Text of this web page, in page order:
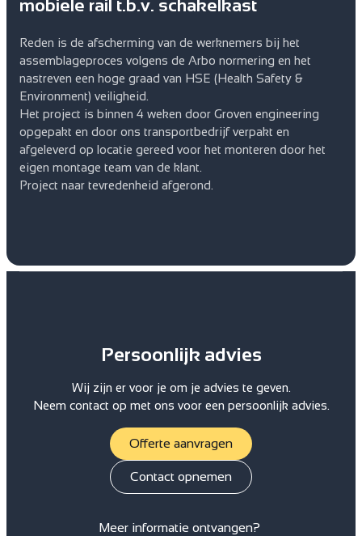
mobiele rail t.b.v. schakelkast
Reden is de afscherming van de werknemers bij het
assemblageproces volgens de Arbo normering en het
nastreven een hoge graad van HSE (Health Safety &
Environment) veiligheid.
Het project is binnen 4 weken door Groven engineering
opgepakt en door ons transportbedrijf verpakt en
afgeleverd op locatie gereed voor het monteren door het
eigen montage team van de klant.
Project naar tevredenheid afgerond.
Persoonlijk advies
Wij zijn er voor je om je advies te geven.
Neem contact op met ons voor een persoonlijk advies.
Offerte aanvragen
Contact opnemen
Meer informatie ontvangen?